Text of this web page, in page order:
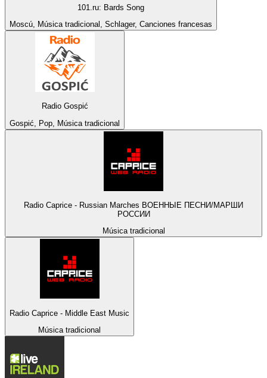
101.ru: Bards Song
Moscú, Música tradicional, Schlager, Canciones francesas
Radio Gospić
Gospić, Pop, Música tradicional
Radio Caprice - Russian Marches ВОЕННЫЕ ПЕСНИ/МАРШИ
РОССИИ
Música tradicional
Radio Caprice - Middle East Music
Música tradicional